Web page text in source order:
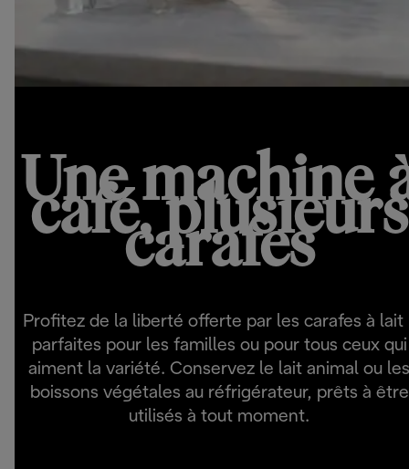
Une machine
café, plusieurs
carafes
Profitez de la liberté offerte par les carafes à lait
parfaites pour les familles ou pour tous ceux qui
aiment la variété. Conservez le lait animal ou les
boissons végétales au réfrigérateur, prêts à être
utilisés à tout moment.